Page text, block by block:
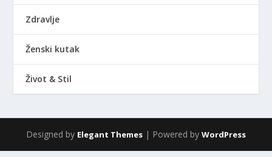
Zdravlje
Ženski kutak
Život & Stil
Designed by Elegant Themes | Powered by WordPress